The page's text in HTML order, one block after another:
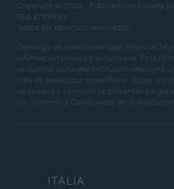
Copyright © 2026 · Publicado en España
REA 2729933
Todos los derechos reservados
Descargo de responsabilidad: Finanzas24
información precisa y actualizada. Esta
ve cuando visita una institución financiera,
sitio de productos específicos. Todos los
de compra y servicios se presentan sin
los Términos y Condiciones de la institución
ITALIA